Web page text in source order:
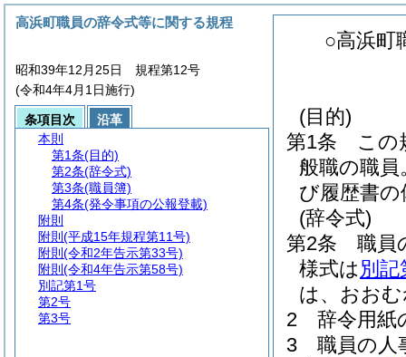
○高浜町
(目的)
第1条
この
般職の職
び履歴書
(辞令式)
第2条
職員
様式は 別記
は、おお
2
辞令用紙
3
職員の人
高浜町職員の辞令式等に関する規程
昭和39年12月25日 規程第12号
(令和4年4月1日施行)
条項目次
沿革
本則
第1条(目的)
第2条(辞令式)
第3条(職員簿)
第4条(発令事項の公報登載)
附則
附則 (平成15年規程第11号)
附則 (令和2年告示第33号)
附則 (令和4年告示第58号)
別記第1号
第2号
第3号